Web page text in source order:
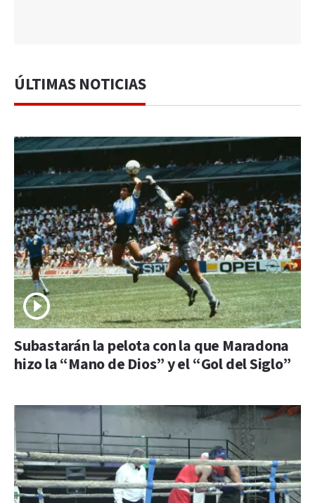
ÚLTIMAS NOTICIAS
Subastarán la pelota con la que Maradona
hizo la “Mano de Dios” y el “Gol del Siglo”